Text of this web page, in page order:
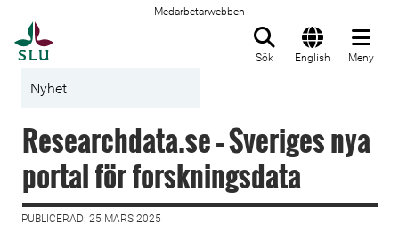
Medarbetarwebben
Sök English Meny
Nyhet
Researchdata.se – Sveriges nya
portal för forskningsdata
PUBLICERAD: 25 MARS 2025